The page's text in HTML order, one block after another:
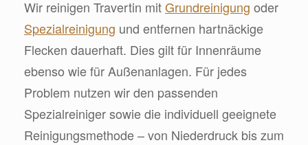
Wir reinigen Travertin mitGrundreinigung oder
Spezialreinigung und entfernen hartnäckige
Flecken dauerhaft. Dies gilt für Innenräume
ebenso wie für Außenanlagen. Für jedes
Problem nutzen wir den passenden
Spezialreiniger sowie die individuell geeignete
Reinigungsmethode – von Niederdruck bis zum